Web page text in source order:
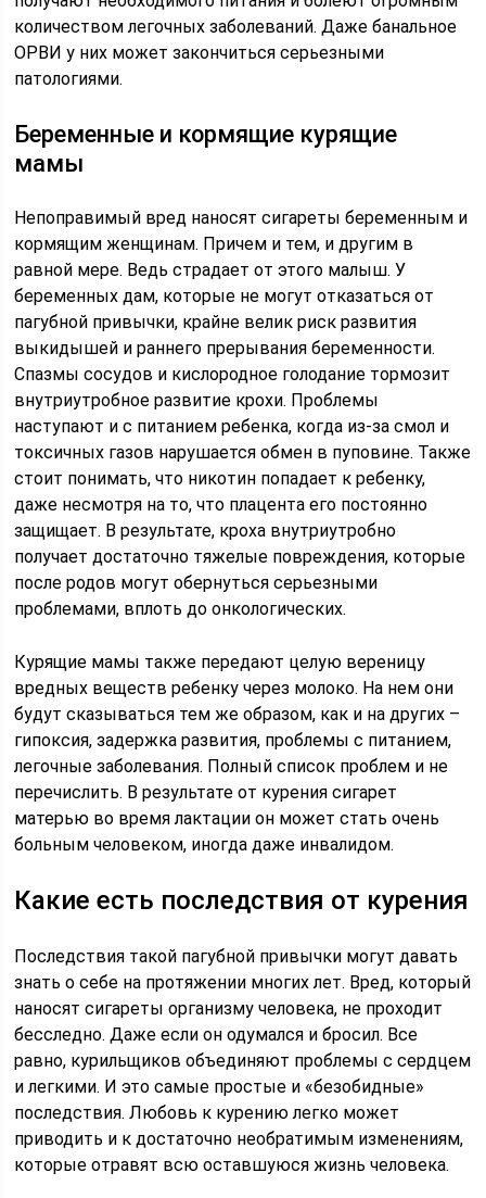
количеством легочных заболеваний. Даже банальное
ОРВИ у них может закончиться серьезными
патологиями.
Беременные и кормящие курящие
мамы
Непоправимый вред наносят сигареты беременным и
кормящим женщинам. Причем и тем, и другим в
равной мере. Ведь страдает от этого малыш. У
беременных дам, которые не могут отказаться от
пагубной привычки, крайне велик риск развития
выкидышей и раннего прерывания беременности.
Спазмы сосудов и кислородное голодание тормозит
внутриутробное развитие крохи. Проблемы
наступают и с питанием ребенка, когда из-за смол и
токсичных газов нарушается обмен в пуповине. Также
стоит понимать, что никотин попадает к ребенку,
даже несмотря на то, что плацента его постоянно
защищает. В результате, кроха внутриутробно
получает достаточно тяжелые повреждения, которые
после родов могут обернуться серьезными
проблемами, вплоть до онкологических.
Курящие мамы также передают целую вереницу
вредных веществ ребенку через молоко. На нем они
будут сказываться тем же образом, как и на других –
гипоксия, задержка развития, проблемы с питанием,
легочные заболевания. Полный список проблем и не
перечислить. В результате от курения сигарет
матерью во время лактации он может стать очень
больным человеком, иногда даже инвалидом.
Какие есть последствия от курения
Последствия такой пагубной привычки могут давать
знать о себе на протяжении многих лет. Вред, который
наносят сигареты организму человека, не проходит
бесследно. Даже если он одумался и бросил. Все
равно, курильщиков объединяют проблемы с сердцем
и легкими. И это самые простые и «безобидные»
последствия. Любовь к курению легко может
приводить и к достаточно необратимым изменениям,
которые отравят всю оставшуюся жизнь человека.